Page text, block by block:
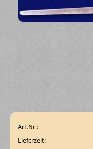
Art.Nr.:
Lieferzeit: